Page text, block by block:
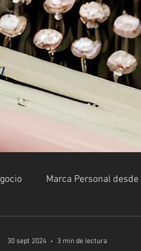
Marca Personal desde
30 sept 2024 3 min de lectura